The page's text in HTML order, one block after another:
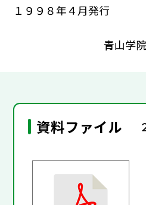
１９９８年４月発行
青山学
資料ファイル